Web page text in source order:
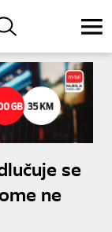
se
ne